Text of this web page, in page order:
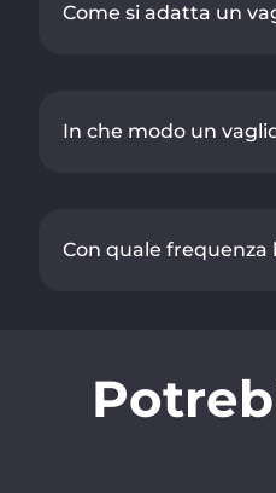
Come si adatta un
In che modo un
Con quale frequenza